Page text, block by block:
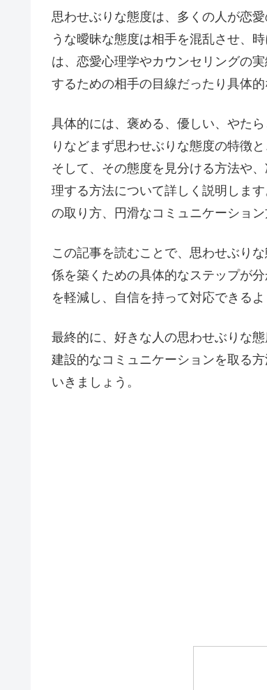
思わせぶりな態度は、多くの人が恋
うな曖昧な態度は相手を混乱させ、
は、恋愛心理学やカウンセリングの
するための相手の目線だったり具体的
具体的には、褒める、優しい、やた
りなどまず思わせぶりな態度の特徴
そして、その態度を見分ける方法や
理する方法について詳しく説明しま
の取り方、円滑なコミュニケーショ
この記事を読むことで、思わせぶり
係を築くための具体的なステップが
を軽減し、自信を持って対応できるよ
最終的に、好きな人の思わせぶりな
建設的なコミュニケーションを取る
いきましょう。